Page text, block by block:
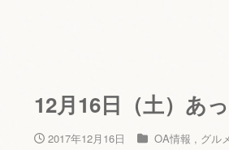
12月16日（土）あ
2017年12月16日 OA情報 グル